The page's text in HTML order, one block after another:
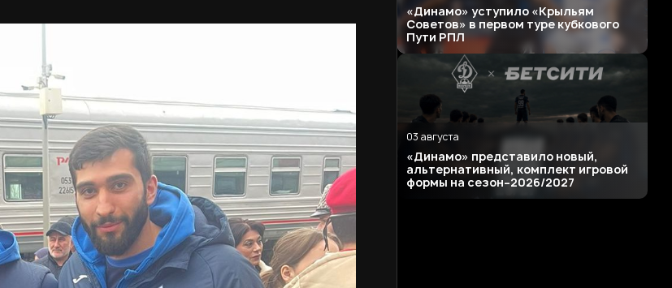
«Динамо» уступило «Крыльям
Советов» в первом туре кубкового
Пути РПЛ
03 августа
«Динамо» представило новый,
альтернативный, комплект игровой
формы на сезон–2026/2027